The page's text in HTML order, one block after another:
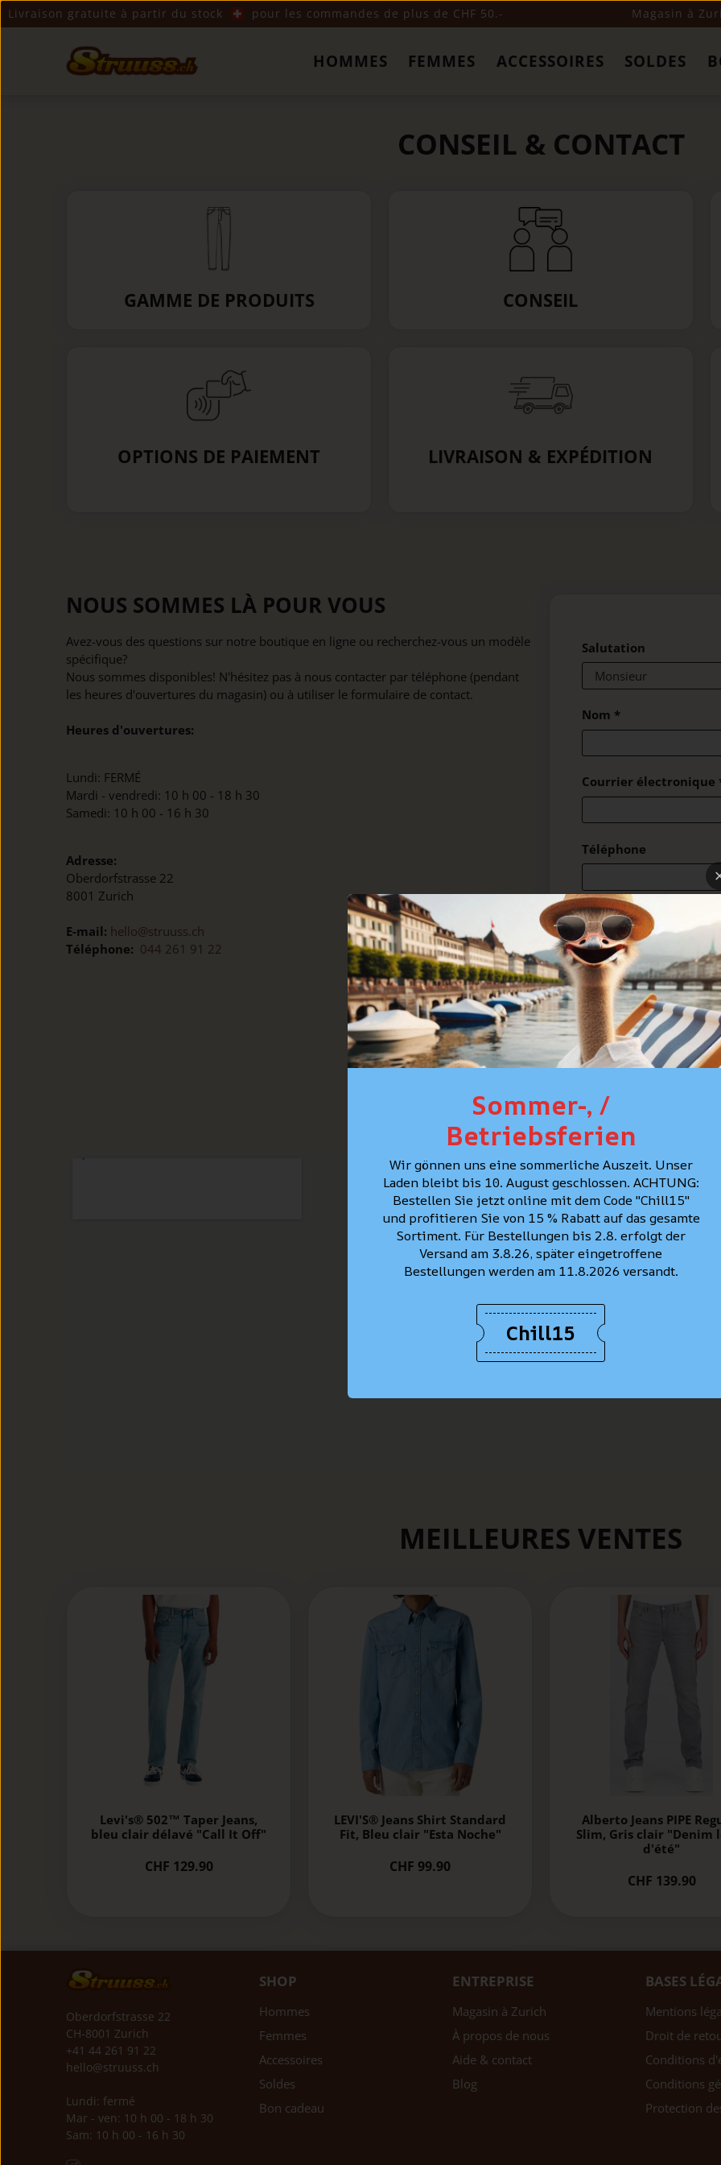
Livraison gratuite à partir du stock pour les commandes de plus de CHF 50.- Magasin à
HOMMES FEMMES ACCESSOIRES SOLDES
CONSEIL & CONTACT
GAMME DE PRODUITS CONSEIL
OPTIONS DE PAIEMENT LIVRAISON & EXPÉDITION
NOUS SOMMES LÀ POUR VOUS
Avez-vous des questions sur notre boutique en ligne ou recherchez-vous un modèle
spécifique?
Nous sommes disponibles! N'hésitez pas à nous contacter par téléphone (pendant
les heures d'ouvertures du magasin) ou à utiliser le formulaire de contact.
Heures d'ouvertures:
Lundi: FERMÉ
Mardi - vendredi: 10 h 00 - 18 h 30
Samedi: 10 h 00 - 16 h 30
Adresse:
Oberdorfstrasse 22
8001 Zurich
E-mail: hello@struuss.ch
Téléphone: 044 261 91 22
Salutation
Nom *
Courrier électronique
Téléphone
Message*
SOUMETTRE
MEILLEURES VENTES
Levi's® 502™ Taper Jeans,
bleu clair délavé "Call It Off"
CHF 129.90
LEVI'S® Jeans Shirt Standard
Fit, Bleu clair "Esta Noche"
CHF 99.90
Alberto Jeans PIPE
Slim, Gris clair "Denim
d'été"
CHF 139.90
Oberdorfstrasse 22
CH-8001 Zurich
+41 44 261 91 22
hello@struuss.ch
Lundi: fermé
Mar - ven: 10 h 00 - 18 h 30
Sam: 10 h 00 - 16 h 30
SHOP
Hommes
Femmes
Accessoires
Soldes
Bon cadeau
ENTREPRISE
Magasin à Zurich
À propos de nous
Aide & contact
Blog
BASES
Mentions
Droit de
Conditions
Conditions
Protection
Sommer-, /
Betriebsferien
Wir gönnen uns eine sommerliche Auszeit. Unser
Laden bleibt bis 10. August geschlossen. ACHTUNG:
Bestellen Sie jetzt online mit dem Code "Chill15"
und profitieren Sie von 15 % Rabatt auf das gesamte
Sortiment. Für Bestellungen bis 2.8. erfolgt der
Versand am 3.8.26, später eingetroffene
Bestellungen werden am 11.8.2026 versandt.
Chill15